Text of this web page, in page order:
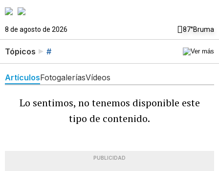
8 de agosto de 2026 87°Bruma
Tópicos #
ArtículosFotogaleríasVídeos
Lo sentimos, no tenemos disponible este
tipo de contenido.
PUBLICIDAD